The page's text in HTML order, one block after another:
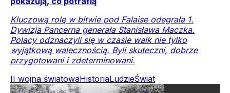
Kluczową rolę w bitwie pod Falaise odegrała 1.
Dywizja Pancerna generała Stanisława Maczka.
Polacy odznaczyli się w czasie walk nie tylko
wyjątkową walecznością. Byli skuteczni, dobrze
przygotowani i zdeterminowani.
II wojna światowaHistoriaLudzieŚwiat